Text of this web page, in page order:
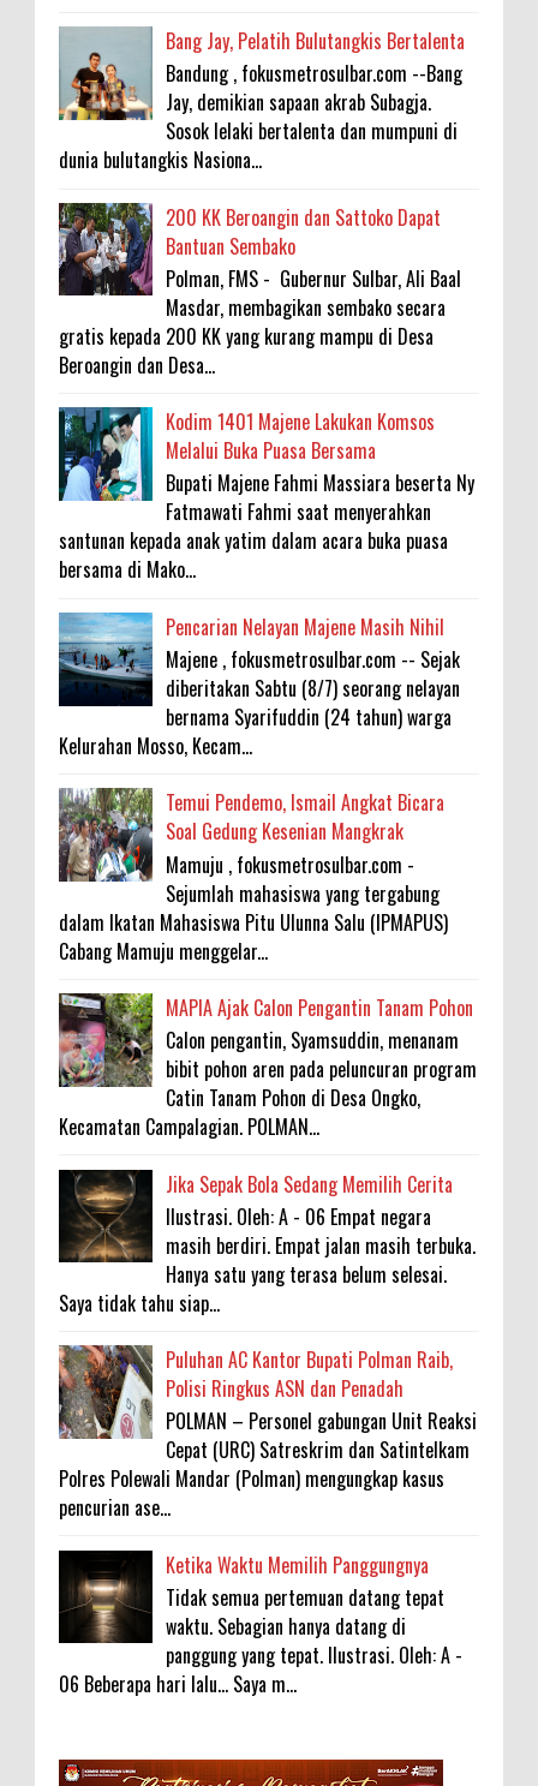
Bang Jay, Pelatih Bulutangkis Bertalenta
Bandung , fokusmetrosulbar.com --Bang
Jay, demikian sapaan akrab Subagja.
Sosok lelaki bertalenta dan mumpuni di
dunia bulutangkis Nasiona...
200 KK Beroangin dan Sattoko Dapat
Bantuan Sembako
Polman, FMS - Gubernur Sulbar, Ali Baal
Masdar, membagikan sembako secara
gratis kepada 200 KK yang kurang mampu di Desa
Beroangin dan Desa...
Kodim 1401 Majene Lakukan Komsos
Melalui Buka Puasa Bersama
Bupati Majene Fahmi Massiara beserta Ny
Fatmawati Fahmi saat menyerahkan
santunan kepada anak yatim dalam acara buka puasa
bersama di Mako...
Pencarian Nelayan Majene Masih Nihil
Majene , fokusmetrosulbar.com -- Sejak
diberitakan Sabtu (8/7) seorang nelayan
bernama Syarifuddin (24 tahun) warga
Kelurahan Mosso, Kecam...
Temui Pendemo, Ismail Angkat Bicara
Soal Gedung Kesenian Mangkrak
Mamuju , fokusmetrosulbar.com -
Sejumlah mahasiswa yang tergabung
dalam Ikatan Mahasiswa Pitu Ulunna Salu (IPMAPUS)
Cabang Mamuju menggelar...
MAPIA Ajak Calon Pengantin Tanam Pohon
Calon pengantin, Syamsuddin, menanam
bibit pohon aren pada peluncuran program
Catin Tanam Pohon di Desa Ongko,
Kecamatan Campalagian. POLMAN...
Jika Sepak Bola Sedang Memilih Cerita
Ilustrasi. Oleh: A - 06 Empat negara
masih berdiri. Empat jalan masih terbuka.
Hanya satu yang terasa belum selesai.
Saya tidak tahu siap...
Puluhan AC Kantor Bupati Polman Raib,
Polisi Ringkus ASN dan Penadah
POLMAN – Personel gabungan Unit Reaksi
Cepat (URC) Satreskrim dan Satintelkam
Polres Polewali Mandar (Polman) mengungkap kasus
pencurian ase...
Ketika Waktu Memilih Panggungnya
Tidak semua pertemuan datang tepat
waktu. Sebagian hanya datang di
panggung yang tepat. Ilustrasi. Oleh: A -
06 Beberapa hari lalu... Saya m...